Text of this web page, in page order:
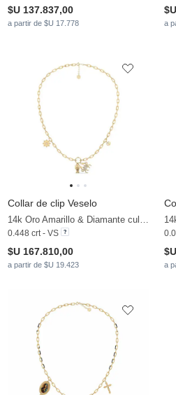
$U 137.837,00
a partir de $U 17.778 a
Collar de clip Veselo
14k Oro Amarillo & Diamante cultivado en laboratorio
0.448 crt - VS
$U 167.810,00
a partir de $U 19.423 a